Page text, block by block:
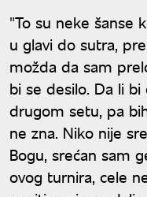
"To su neke šanse
u glavi do sutra,
možda da sam
bi se desilo. Da li
drugom setu, pa
ne zna. Niko nije
Bogu, srećan sam
ovog turnira, cele